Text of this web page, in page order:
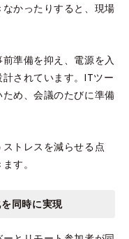
かったりすると、現場
準備を抑え、電源を入
されています。ITツー
め、会議のたびに準備
ストレスを減らせる点
す。
同時に実現